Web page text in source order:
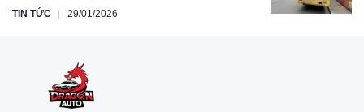
TIN TỨC 29/01/2026